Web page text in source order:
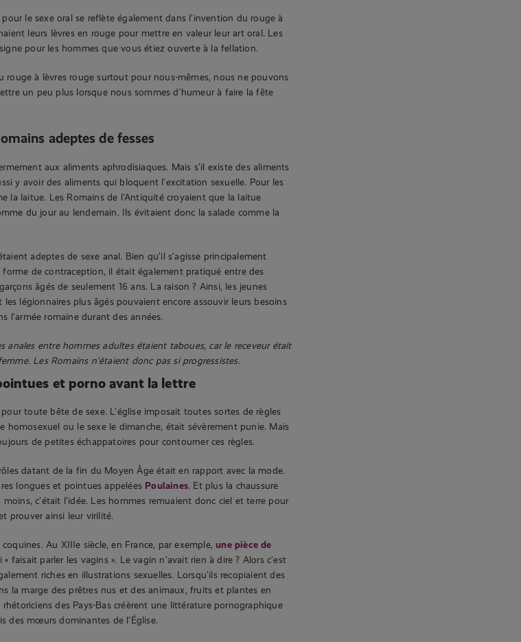
le sexe oral se reflète également dans l’invention du rouge à
leurs lèvres en rouge pour mettre en valeur leur art oral. Les
pour les hommes que vous étiez ouverte à la fellation.
rouge à lèvres rouge surtout pour nous-mêmes, nous ne pouvons
un peu plus lorsque nous sommes d’humeur à faire la fête
adeptes de fesses
aux aliments aphrodisiaques. Mais s’il existe des aliments
y avoir des aliments qui bloquent l’excitation sexuelle. Pour les
la laitue. Les Romains de l’Antiquité croyaient que la laitue
du jour au lendemain. Ils évitaient donc la salade comme la
adeptes de sexe anal. Bien qu’il s’agisse principalement
de contraception, il était également pratiqué entre des
âgés de seulement 16 ans. La raison ? Ainsi, les jeunes
légionnaires plus âgés pouvaient encore assouvir leurs besoins
l’armée romaine durant des années.
anales entre hommes adultes étaient taboues, car le receveur était
Les Romains n’étaient donc pas si progressistes.
et porno avant la lettre
toute bête de sexe. L’église imposait toutes sortes de règles
homosexuel ou le sexe le dimanche, était sévèrement punie. Mais
de petites échappatoires pour contourner ces règles.
datant de la fin du Moyen Âge était en rapport avec la mode.
longues et pointues appelées Poulaines. Et plus la chaussure
c’était l’idée. Les hommes remuaient donc ciel et terre pour
prouver ainsi leur virilité.
Au XIIIe siècle, en France, par exemple,une pièce de
faisait parler les vagins ». Le vagin n’avait rien à dire ? Alors c’est
riches en illustrations sexuelles. Lorsqu’ils recopiaient des
la marge des prêtres nus et des animaux, fruits et plantes en
des Pays-Bas créèrent une littérature pornographique
des mœurs dominantes de l’Église.